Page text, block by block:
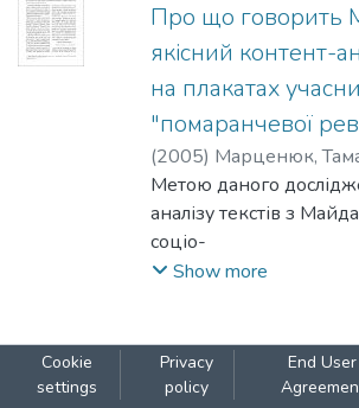
Про що говорить
якісний контент-
на плакатах
"помаранчевої
(2005) Марценюк,
Метою даного
аналізу текстів з
соціо-
демографічні
політичних подій в
продемонстровано,
Show more
Cookie
settings
Privacy
policy
End User